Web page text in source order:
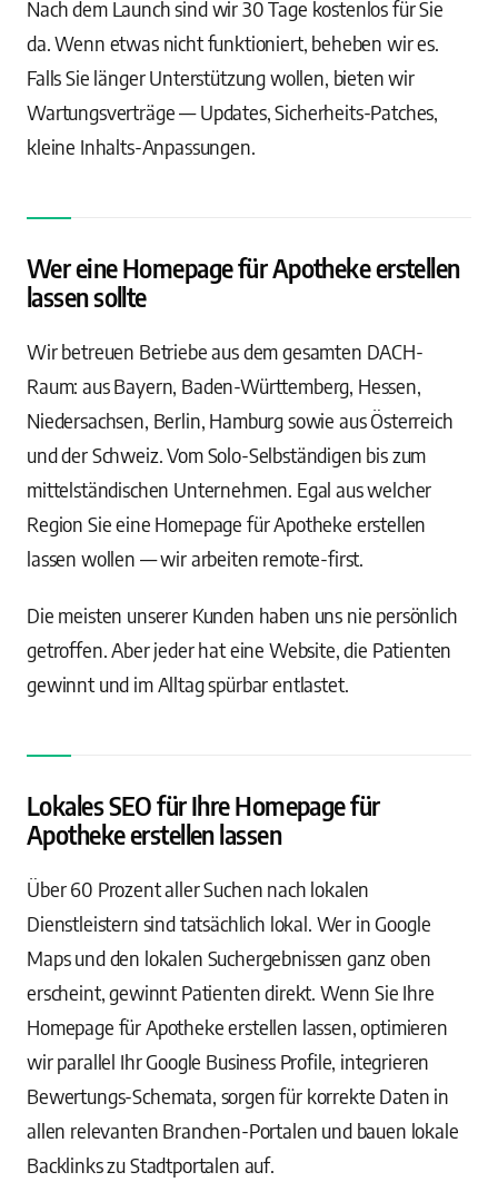
Nach dem Launch sind wir 30 Tage kostenlos für Sie
da. Wenn etwas nicht funktioniert, beheben wir es.
Falls Sie länger Unterstützung wollen, bieten wir
Wartungsverträge — Updates, Sicherheits-Patches,
kleine Inhalts-Anpassungen.
Wer eine Homepage für Apotheke erstellen
lassen sollte
Wir betreuen Betriebe aus dem gesamten DACH-
Raum: aus Bayern, Baden-Württemberg, Hessen,
Niedersachsen, Berlin, Hamburg sowie aus Österreich
und der Schweiz. Vom Solo-Selbständigen bis zum
mittelständischen Unternehmen. Egal aus welcher
Region Sie eine Homepage für Apotheke erstellen
lassen wollen — wir arbeiten remote-first.
Die meisten unserer Kunden haben uns nie persönlich
getroffen. Aber jeder hat eine Website, die Patienten
gewinnt und im Alltag spürbar entlastet.
Lokales SEO für Ihre Homepage für
Apotheke erstellen lassen
Über 60 Prozent aller Suchen nach lokalen
Dienstleistern sind tatsächlich lokal. Wer in Google
Maps und den lokalen Suchergebnissen ganz oben
erscheint, gewinnt Patienten direkt. Wenn Sie Ihre
Homepage für Apotheke erstellen lassen, optimieren
wir parallel Ihr Google Business Profile, integrieren
Bewertungs-Schemata, sorgen für korrekte Daten in
allen relevanten Branchen-Portalen und bauen lokale
Backlinks zu Stadtportalen auf.